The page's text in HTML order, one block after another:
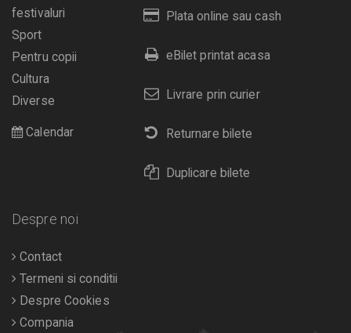
Plata online sau cash
eBilet printat acasa
Livrare prin curier
Returnare bilete
Duplicare bilete
festivaluri
Sport
Pentru copii
Cultura
Diverse
Calendar
Despre noi
Contact
Termeni si conditii
Despre Cookies
Compania